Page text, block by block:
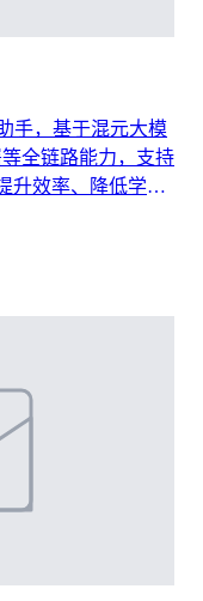
手，基于混元大模
全链路能力，支持
升效率、降低学习